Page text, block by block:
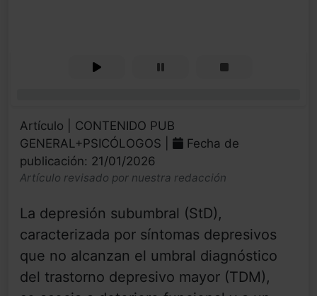
Artículo | CONTENIDO PUB
GENERAL+PSICÓLOGOS |
Fecha de
publicación: 21/01/2026
Artículo revisado por nuestra redacción
La depresión subumbral (StD),
caracterizada por síntomas depresivos
que no alcanzan el umbral diagnóstico
del trastorno depresivo mayor (TDM),